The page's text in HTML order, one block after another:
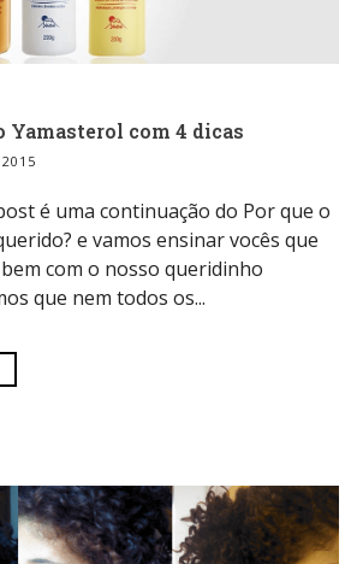
Yamasterol com 4 dicas
é uma continuação do Por que o
e vamos ensinar vocês que
com o nosso queridinho
que nem todos os...